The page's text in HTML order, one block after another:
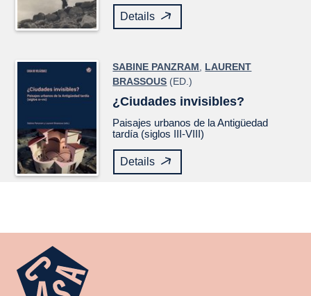
Details
SABINE PANZRAM
LAURENT
BRASSOUS (ED.)
¿Ciudades invisibles?
Paisajes urbanos de la Antigüedad
tardía (siglos III-VIII)
Details